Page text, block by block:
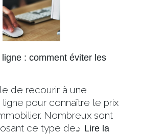
: comment éviter les
de recourir à une
pour connaître le prix
Nombreux sont
ce type de… Lire la